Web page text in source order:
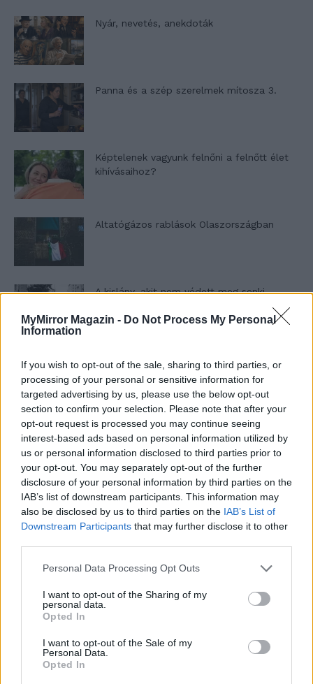
MyMirror Magazin - Do Not Process My Personal
Information
If you wish to opt-out of the sale, sharing to third parties, or
processing of your personal or sensitive information for
targeted advertising by us, please use the below opt-out
section to confirm your selection. Please note that after your
opt-out request is processed you may continue seeing
interest-based ads based on personal information utilized by
us or personal information disclosed to third parties prior to
your opt-out. You may separately opt-out of the further
disclosure of your personal information by third parties on the
IAB’s list of downstream participants. This information may
also be disclosed by us to third parties on the IAB’s List of
Downstream Participants that may further disclose it to other
Personal Data Processing Opt Outs
I want to opt-out of the Sharing of my
personal data.
Opted In
I want to opt-out of the Sale of my
Personal Data.
Opted In
Nyár, nevetés, anekdoták
Panna és a szép szerelmek mítosza 3.
Képtelenek vagyunk felnőni a felnőtt élet
kihívásaihoz?
Altatógázos rablások Olaszországban
A kislány, akit nem védett meg senki –
T. Barnett: Gyilkosság a Garda-tónál 12.
T. szereti a fiatal lányokat 13. rész
Minka 10. rész